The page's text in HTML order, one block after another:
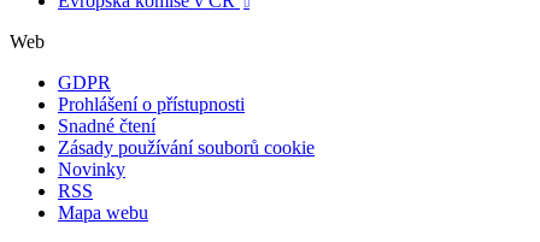

Web
GDPR
Prohlášení o přístupnosti
Snadné čtení
Zásady používání souborů cookie
Novinky
RSS
Mapa webu